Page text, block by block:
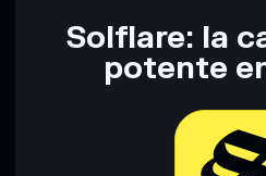
Solflare: la
potente